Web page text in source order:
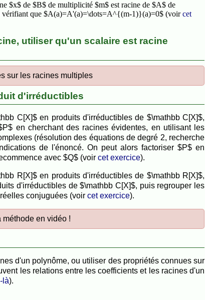
$x$ de $B$ de multiplicité $m$ est racine de $A$ de
vérifiant que $A(a)=A'(a)=\dots=A^{(m-1)}(a)=0$ (voircet
utiliser qu'un scalaire est racine
sur les racines multiples
d'irréductibles
C[X]$ en produits d'irréductibles de $\mathbb C[X]$,
en cherchant des racines évidentes, en utilisant les
(résolution des équations de degré 2, recherche
de l'énoncé. On peut alors factoriser $P$ en
avec $Q$ (voir cet exercice).
R[X]$ en produits d'irréductibles de $\mathbb R[X]$,
d'irréductibles de $\mathbb C[X]$, puis regrouper les
conjuguées (voir cet exercice).
méthode en vidéo !
d'un polynôme, ou utiliser des propriétés connues sur
les relations entre les coefficients et les racines d'un
là).